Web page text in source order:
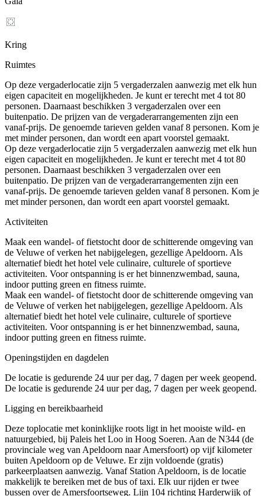
Kring
Ruimtes
Op deze vergaderlocatie zijn 5 vergaderzalen aanwezig met elk hun
eigen capaciteit en mogelijkheden. Je kunt er terecht met 4 tot 80
personen. Daarnaast beschikken 3 vergaderzalen over een
buitenpatio. De prijzen van de vergaderarrangementen zijn een
vanaf-prijs. De genoemde tarieven gelden vanaf 8 personen. Kom je
met minder personen, dan wordt een apart voorstel gemaakt.
Op deze vergaderlocatie zijn 5 vergaderzalen aanwezig met elk hun
eigen capaciteit en mogelijkheden. Je kunt er terecht met 4 tot 80
personen. Daarnaast beschikken 3 vergaderzalen over een
buitenpatio. De prijzen van de vergaderarrangementen zijn een
vanaf-prijs. De genoemde tarieven gelden vanaf 8 personen. Kom je
met minder personen, dan wordt een apart voorstel gemaakt.
Activiteiten
Maak een wandel- of fietstocht door de schitterende omgeving van
de Veluwe of verken het nabijgelegen, gezellige Apeldoorn. Als
alternatief biedt het hotel vele culinaire, culturele of sportieve
activiteiten. Voor ontspanning is er het binnenzwembad, sauna,
indoor putting green en fitness ruimte.
Maak een wandel- of fietstocht door de schitterende omgeving van
de Veluwe of verken het nabijgelegen, gezellige Apeldoorn. Als
alternatief biedt het hotel vele culinaire, culturele of sportieve
activiteiten. Voor ontspanning is er het binnenzwembad, sauna,
indoor putting green en fitness ruimte.
Openingstijden en dagdelen
De locatie is gedurende 24 uur per dag, 7 dagen per week geopend.
De locatie is gedurende 24 uur per dag, 7 dagen per week geopend.
Ligging en bereikbaarheid
Deze toplocatie met koninklijke roots ligt in het mooiste wild- en
natuurgebied, bij Paleis het Loo in Hoog Soeren. Aan de N344 (de
provinciale weg van Apeldoorn naar Amersfoort) op vijf kilometer
buiten Apeldoorn op de Veluwe. Er zijn voldoende (gratis)
parkeerplaatsen aanwezig. Vanaf Station Apeldoorn, is de locatie
makkelijk te bereiken met de bus of taxi. Elk uur rijden er twee
bussen over de Amersfoortseweg. Lijn 104 richting Harderwijk of